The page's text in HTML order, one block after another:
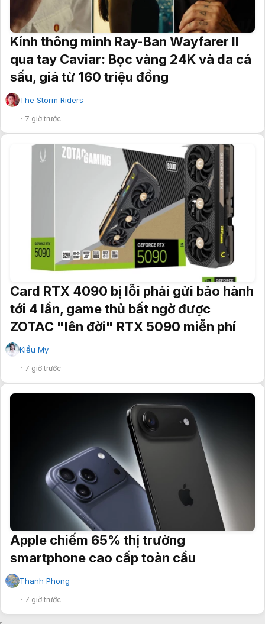
Kính thông minh Ray-Ban Wayfarer II
qua tay Caviar: Bọc vàng 24K và da cá
sấu, giá từ 160 triệu đồng
The Storm Riders
7 giờ trước
Card RTX 4090 bị lỗi phải gửi bảo hành
tới 4 lần, game thủ bất ngờ được
ZOTAC "lên đời" RTX 5090 miễn phí
Kiều My
7 giờ trước
Apple chiếm 65% thị trường
smartphone cao cấp toàn cầu
Thanh Phong
7 giờ trước